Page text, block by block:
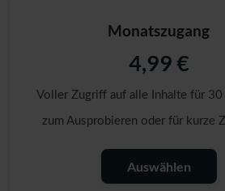
Monatszugang
4,99 €
Voller Zugriff auf alle Inhalte für 30
zum Ausprobieren oder für kurze
Auswählen